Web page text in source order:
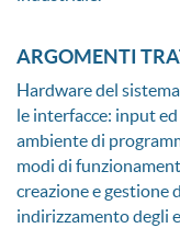
ARGOMENTI
Hardware del
le interfacce: input
ambiente di
modi di
creazione e gestione
indirizzamento degli